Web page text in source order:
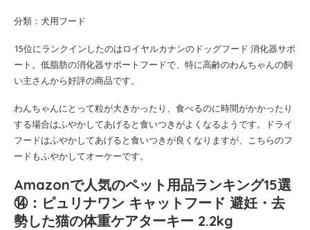
分類：犬用フード
15位にランクインしたのはロイヤルカナンのドッグフード 消化器サポ
ート。低脂肪の消化器サポートフードで、特に高齢のわんちゃんの飼
い主さんから好評の商品です。
わんちゃんにとって粒が大きかったり、食べるのに時間がかかったり
する場合はふやかしてあげると食いつきがよくなるようです。ドライ
フードはふやかしてあげると食いつきが良くなりますが、こちらのフ
ードもふやかしてオーケーです。
Amazonで人気のペット用品ランキング15選
⑭：ピュリナワン キャットフード 避妊・去
勢した猫の体重ケアターキー 2.2kg